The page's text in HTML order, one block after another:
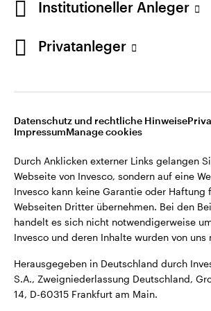
Kontaktieren Sie uns
Webseiten Dritter übernehmen. Bei den
Invesco und deren Inhalte wurden von uns
14, D-60315 Frankfurt am Main.
Institutioneller Anleger
Privatanleger
Datenschutz und rechtliche Hinweise
ImpressumManage cookies
Durch Anklicken externer Links gelangen
Webseite von Invesco, sondern auf eine
Invesco kann keine Garantie oder Haftung
Webseiten Dritter übernehmen. Bei den
handelt es sich nicht notwendigerweise
Invesco und deren Inhalte wurden von
Herausgegeben in Deutschland durch
S.A., Zweigniederlassung Deutschland,
14, D-60315 Frankfurt am Main.